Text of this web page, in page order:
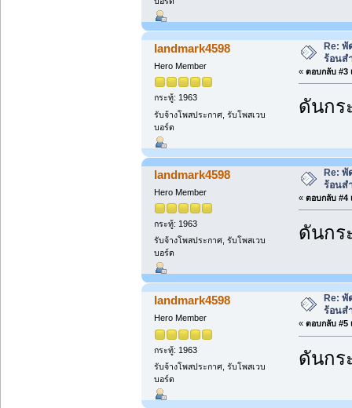
landmark4598
Hero Member
กระทู้: 1963
รับจ้างโพสประกาศ, รับโพสเวบ
บอร์ด
Re:
ร้อนส
« ตอบกลับ #3
ดันกร
landmark4598
Hero Member
กระทู้: 1963
รับจ้างโพสประกาศ, รับโพสเวบ
บอร์ด
Re: พั
ร้อนส
« ตอบกลับ #4
ดันกร
landmark4598
Hero Member
กระทู้: 1963
รับจ้างโพสประกาศ, รับโพสเวบ
บอร์ด
Re:
ร้อนส
« ตอบกลับ #5
ดันกร